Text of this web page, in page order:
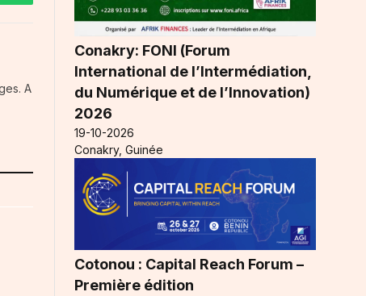
WhatsApp
A
Conakry: FONI (Forum
International de l’Intermédiation,
du Numérique et de l’Innovation)
2026
19-10-2026
Conakry, Guinée
Cotonou : Capital Reach Forum –
Première édition